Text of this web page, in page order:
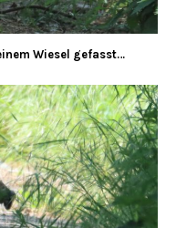
Wiesel gefasst…